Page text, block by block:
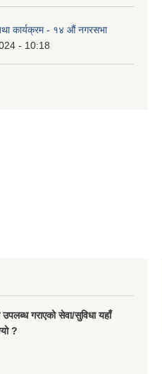
कार्यक्रम - १४ औं नगरसभा
- 10:18
गराएको सेवा/सुविधा यहाँ
?